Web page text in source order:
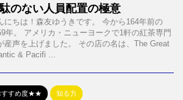
のない人員配置の極意
にちは！森友ゆうきです。 今から164年前の
年。 アメリカ・ニューヨークで1軒の紅茶専門
産声を上げました。 その店の名は、The Great
& Pacifi ...
すすめ度★★ 知る力